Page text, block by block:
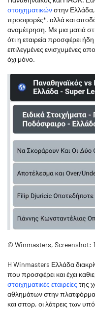
στοιχηματικώνστην
προσφορές*, αλλά και
αναμέτρηση. Με μια ματιά
ότι η εταιρεία προσφέρει
επιλεγμένες ενισχυμένες
όχι μόνο.
© Winmasters, Screenshot:
H Winmasters Ελλάδα
που προσφέρει και έχει
στοιχηματικές εταιρείες της
αθλημάτων στην
και σπορ, οι λάτρεις των